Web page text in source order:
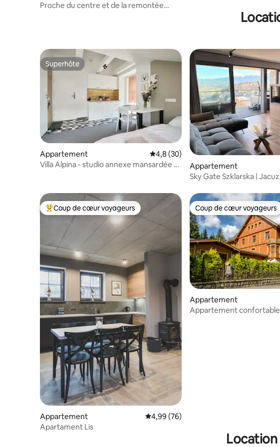
Proche du centre et de la remontée
Superhôte
Superhôte
Appartement Évaluation moyenne sur la base de
4,8 (30)
Villa Alpina - studio annexe mansardée -
Appartement
Sky Gate Szklarska |
Coups de cœur voyageurs les plus appréciés
Coup de cœur voyageurs
Appartement Évaluation moyenne sur la base de 76
4,99 (76)
Apartament Lis
Coup de cœur voyageurs
Coup de cœur voyageurs
Appartement
Appartement